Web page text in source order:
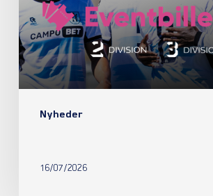
Nyheder
16/07/2026